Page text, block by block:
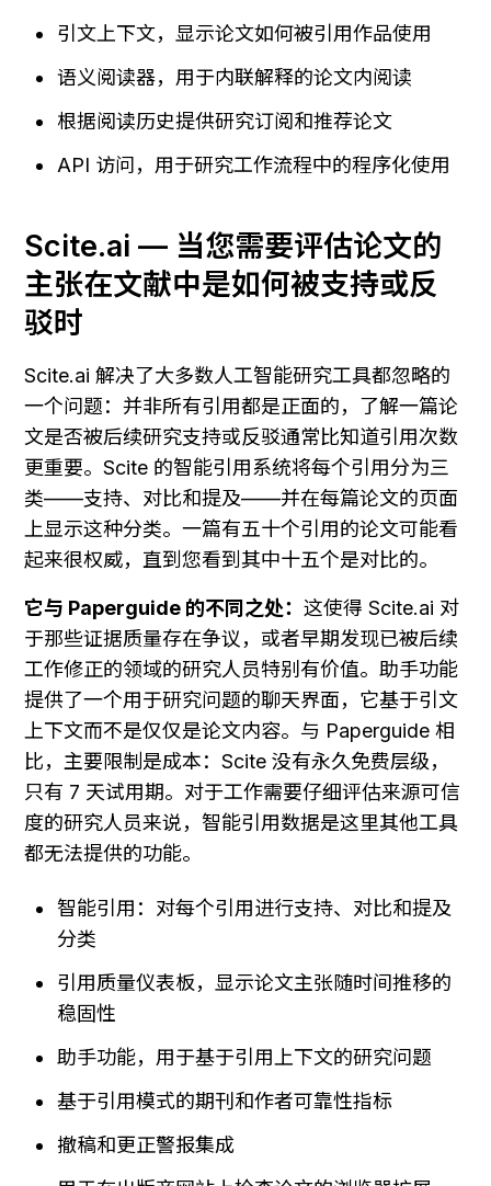
引文上下文，显示论文如何被引用作品使用
语义阅读器，用于内联解释的论文内阅读
根据阅读历史提供研究订阅和推荐论文
API 访问，用于研究工作流程中的程序化使用
Scite.ai — 当您需要评估论文的
主张在文献中是如何被支持或反
驳时
Scite.ai 解决了大多数人工智能研究工具都忽略的
一个问题：并非所有引用都是正面的，了解一篇论
文是否被后续研究支持或反驳通常比知道引用次数
更重要。Scite 的智能引用系统将每个引用分为三
类——支持、对比和提及——并在每篇论文的页面
上显示这种分类。一篇有五十个引用的论文可能看
起来很权威，直到您看到其中十五个是对比的。
它与 Paperguide 的不同之处： 这使得 Scite.ai 对
于那些证据质量存在争议，或者早期发现已被后续
工作修正的领域的研究人员特别有价值。助手功能
提供了一个用于研究问题的聊天界面，它基于引文
上下文而不是仅仅是论文内容。与 Paperguide 相
比，主要限制是成本：Scite 没有永久免费层级，
只有 7 天试用期。对于工作需要仔细评估来源可信
度的研究人员来说，智能引用数据是这里其他工具
都无法提供的功能。
智能引用：对每个引用进行支持、对比和提及
分类
引用质量仪表板，显示论文主张随时间推移的
稳固性
助手功能，用于基于引用上下文的研究问题
基于引用模式的期刊和作者可靠性指标
撤稿和更正警报集成